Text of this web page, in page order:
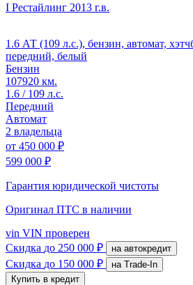
I Рестайлинг 2013 г.в.
1.6 АТ (109 л.с.), бензин, автомат,
передний, белый
Бензин
107920 км.
1.6 / 109 л.с.
Передний
Автомат
2 владельца
от 450 000 ₽
599 000 ₽
Гарантия юридической чистоты
Оригинал ПТС в наличии
vin VIN проверен
Скидка до 250 000 ₽ на автокредит
Скидка до 150 000 ₽
на Trade-In
Купить в кредит